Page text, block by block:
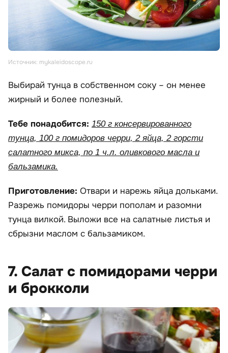
Источник: mykaleidoscope.ru
Выбирай тунца в собственном соку – он менее
жирный и более полезный.
Тебе понадобится: 150 г консервированного
тунца, 100 г помидоров черри, 2 яйца, 2 горсти
салатного микса, по 1 ч.л. оливкового масла и
бальзамика.
Приготовление: Отвари и нарежь яйца дольками.
Разрежь помидоры черри пополам и разомни
тунца вилкой. Выложи все на салатные листья и
сбрызни маслом с бальзамиком.
7. Салат с помидорами черри
и брокколи